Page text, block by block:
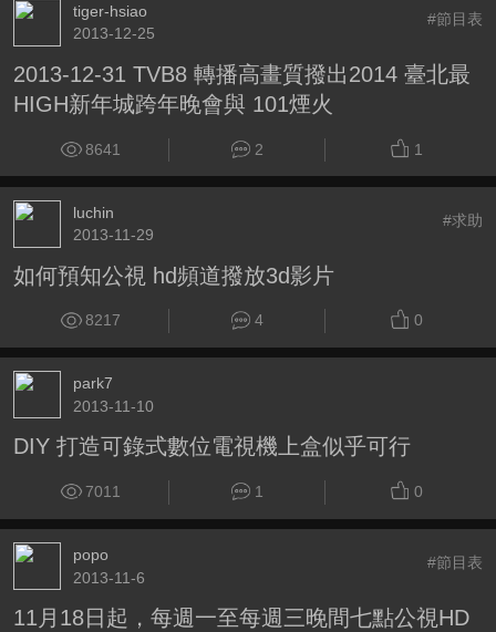
tiger-hsiao
2013-12-25
#節目表
2013-12-31 TVB8 轉播高畫質撥出2014 臺北最
HIGH新年城跨年晚會與 101煙火
8641 2 1
luchin
2013-11-29
#求助
如何預知公視 hd頻道撥放3d影片
8217 4 0
park7
2013-11-10
DIY 打造可錄式數位電視機上盒似乎可行
7011 1 0
popo
2013-11-6
#節目表
11月18日起，每週一至每週三晚間七點公視HD